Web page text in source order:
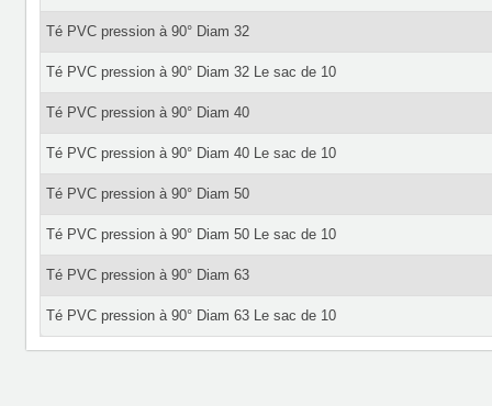
Té PVC pression à 90° Diam 32
Té PVC pression à 90° Diam 32 Le sac de 10
Té PVC pression à 90° Diam 40
Té PVC pression à 90° Diam 40 Le sac de 10
Té PVC pression à 90° Diam 50
Té PVC pression à 90° Diam 50 Le sac de 10
Té PVC pression à 90° Diam 63
Té PVC pression à 90° Diam 63 Le sac de 10